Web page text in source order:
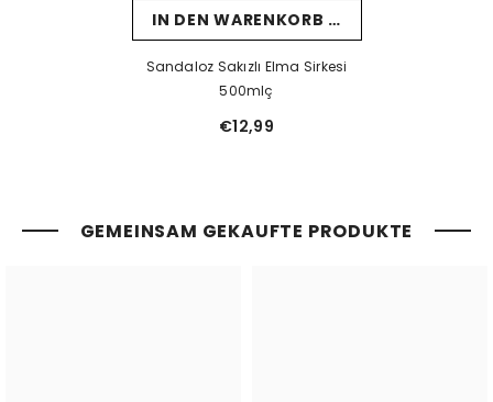
IN DEN WARENKORB LEGEN
Sandaloz Sakızlı Elma Sirkesi
500mlç
€12,99
GEMEINSAM GEKAUFTE PRODUKTE